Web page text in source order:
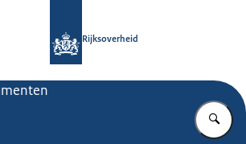
Rijksoverheid